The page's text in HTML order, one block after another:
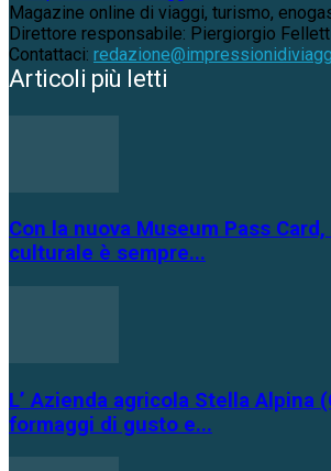
Magazine online di viaggi, turismo,
Direttore responsabile: Piergiorgio
Contattaci:
Articoli più letti
Con la nuova Museum Pass
culturale è sempre...
L’ Azienda agricola Stella Alpina
formaggi di gusto e...